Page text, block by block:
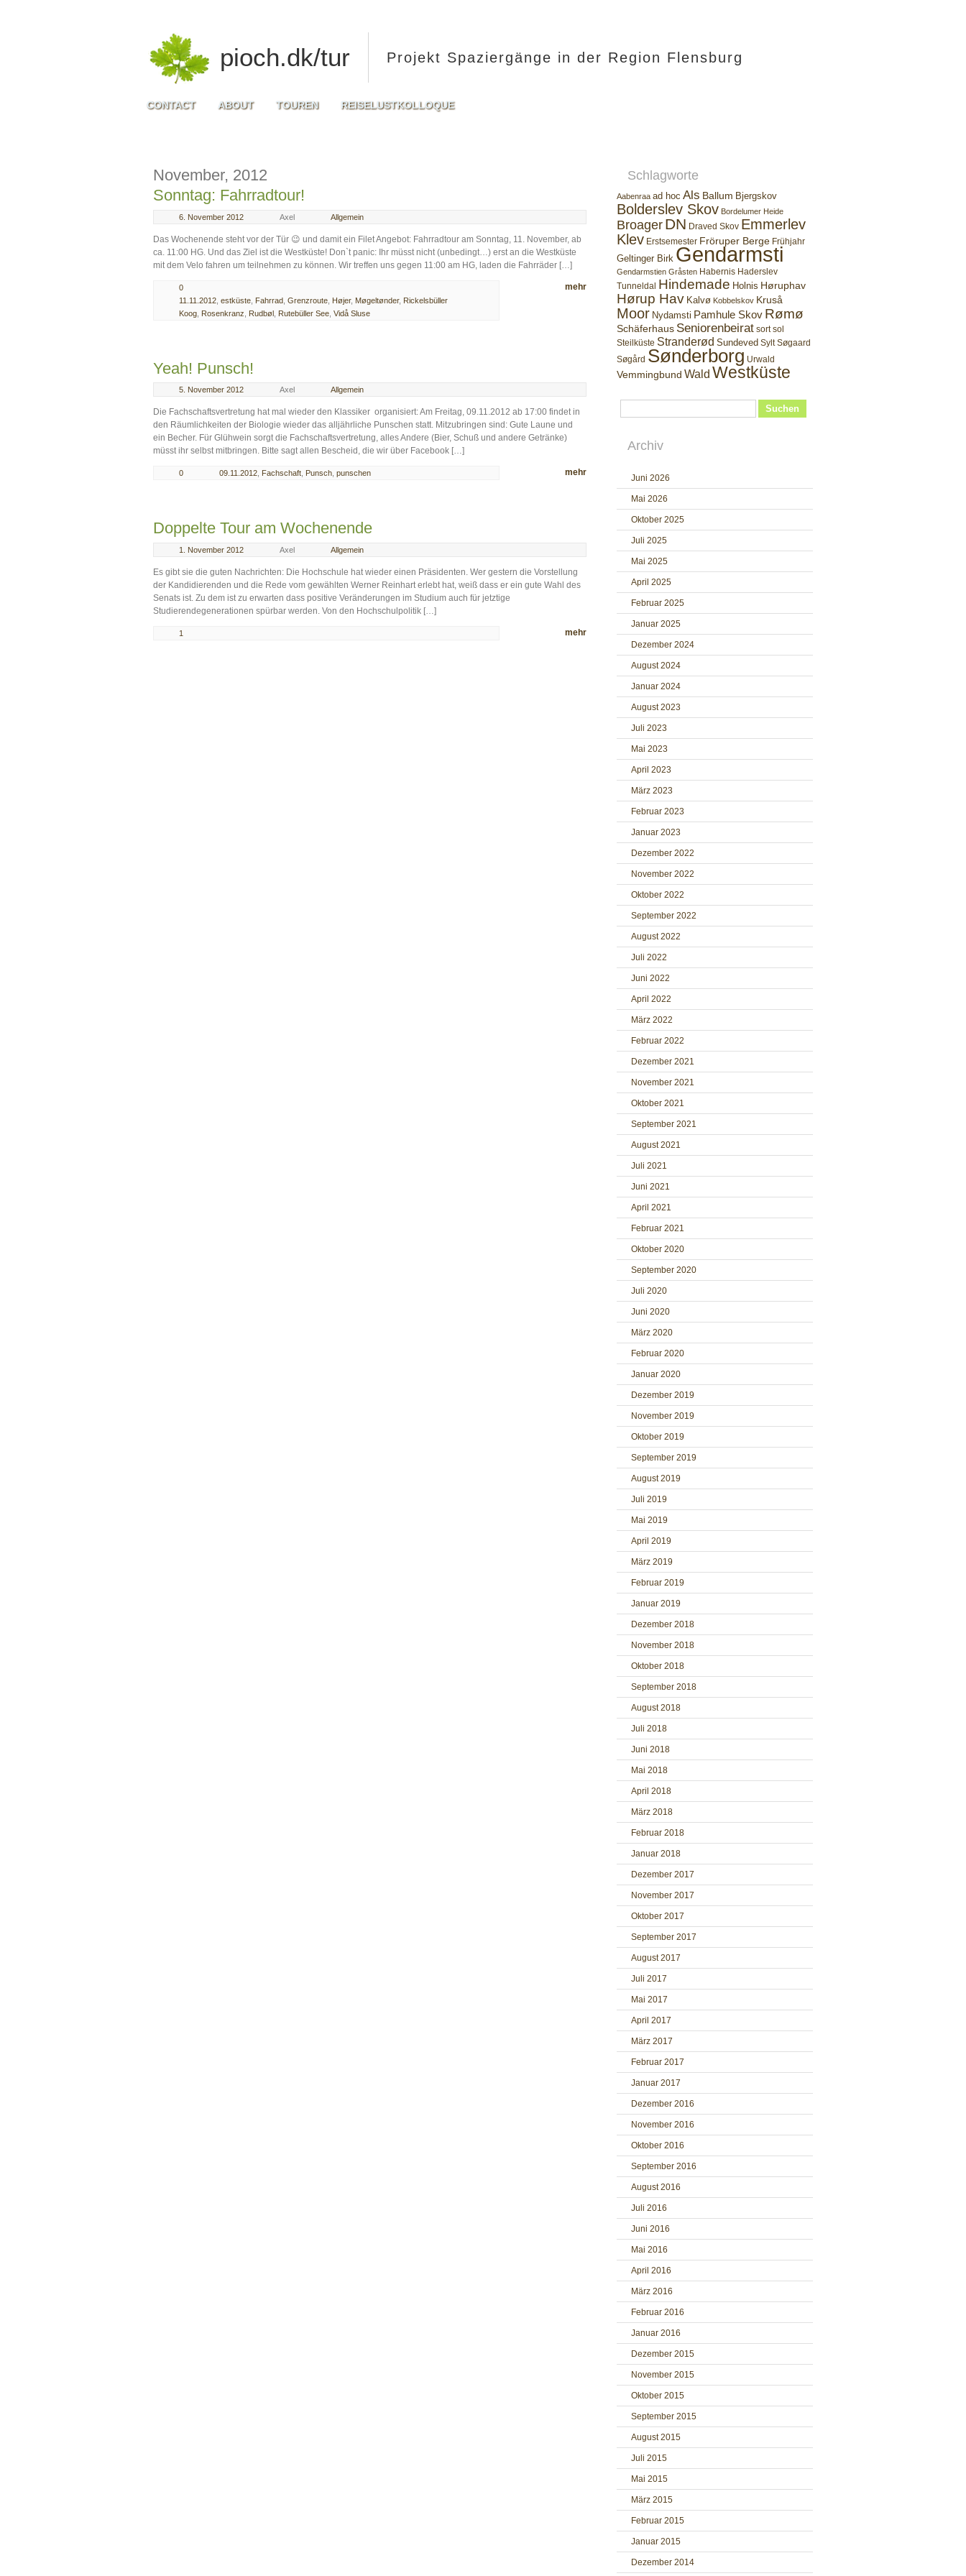
pioch.dk/tur Projekt Spaziergänge in der Region Flensburg
CONTACT ABOUT TOUREN REISELUSTKOLLOQUE
November, 2012
Sonntag: Fahrradtour!
6. November 2012 Axel Allgemein
Das Wochenende steht vor der Tür 😉 und damit ein Filet Angebot: Fahrradtour am Sonntag, 11. November, ab
ca. 11:00 HG. Und das Ziel ist die Westküste! Don`t panic: Ihr müsst nicht (unbedingt…) erst an die Westküste
mit dem Velo fahren um teilnehmen zu können. Wir treffen uns gegen 11:00 am HG, laden die Fahrräder […]
mehr
0
11.11.2012 estküste Fahrrad Grenzroute Højer, Møgeltønder, Rickelsbüller
Koog Rosenkranz Rudbøl Rutebüller See Vidå Sluse
Yeah! Punsch!
5. November 2012 Axel Allgemein
Die Fachschaftsvertretung hat mal wieder den Klassiker organisiert: Am Freitag, 09.11.2012 ab 17:00 findet in
den Räumlichkeiten der Biologie wieder das alljährliche Punschen statt. Mitzubringen sind: Gute Laune und
ein Becher. Für Glühwein sorgt die Fachschaftsvertretung, alles Andere (Bier, Schuß und andere Getränke)
müsst ihr selbst mitbringen. Bitte sagt allen Bescheid, die wir über Facebook […]
mehr
0 09.11.2012 Fachschaft Punsch punschen
Doppelte Tour am Wochenende
1. November 2012 Axel Allgemein
Es gibt sie die guten Nachrichten: Die Hochschule hat wieder einen Präsidenten. Wer gestern die Vorstellung
der Kandidierenden und die Rede vom gewählten Werner Reinhart erlebt hat, weiß dass er ein gute Wahl des
Senats ist. Zu dem ist zu erwarten dass positive Veränderungen im Studium auch für jetztige
Studierendegenerationen spürbar werden. Von den Hochschulpolitik […]
mehr
1
Schlagworte
Aabenraa ad hoc Als Ballum Bjergskov
Bolderslev Skov Bordelumer Heide
Broager DN Draved Skov Emmerlev
Klev Erstsemester Fröruper Berge Frühjahr
Geltinger Birk Gendarmsti
Gendarmstien Gråsten Habernis Haderslev
Tunneldal Hindemade Holnis Høruphav
Hørup Hav Kalvø Kobbelskov Kruså
Moor Nydamsti Pamhule Skov Rømø
Schäferhaus Seniorenbeirat sort sol
Steilküste Stranderød Sundeved Sylt Søgaard
Søgård Sønderborg Urwald
Vemmingbund Wald Westküste
Suchen
Archiv
Juni 2026
Mai 2026
Oktober 2025
Juli 2025
Mai 2025
April 2025
Februar 2025
Januar 2025
Dezember 2024
August 2024
Januar 2024
August 2023
Juli 2023
Mai 2023
April 2023
März 2023
Februar 2023
Januar 2023
Dezember 2022
November 2022
Oktober 2022
September 2022
August 2022
Juli 2022
Juni 2022
April 2022
März 2022
Februar 2022
Dezember 2021
November 2021
Oktober 2021
September 2021
August 2021
Juli 2021
Juni 2021
April 2021
Februar 2021
Oktober 2020
September 2020
Juli 2020
Juni 2020
März 2020
Februar 2020
Januar 2020
Dezember 2019
November 2019
Oktober 2019
September 2019
August 2019
Juli 2019
Mai 2019
April 2019
März 2019
Februar 2019
Januar 2019
Dezember 2018
November 2018
Oktober 2018
September 2018
August 2018
Juli 2018
Juni 2018
Mai 2018
April 2018
März 2018
Februar 2018
Januar 2018
Dezember 2017
November 2017
Oktober 2017
September 2017
August 2017
Juli 2017
Mai 2017
April 2017
März 2017
Februar 2017
Januar 2017
Dezember 2016
November 2016
Oktober 2016
September 2016
August 2016
Juli 2016
Juni 2016
Mai 2016
April 2016
März 2016
Februar 2016
Januar 2016
Dezember 2015
November 2015
Oktober 2015
September 2015
August 2015
Juli 2015
Mai 2015
März 2015
Februar 2015
Januar 2015
Dezember 2014